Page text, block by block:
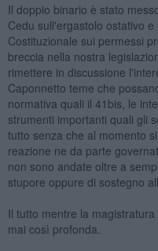
Il doppio binario è stato
Cedu sull'ergastolo ostativo
Costituzionale sui permessi
breccia nella nostra
rimettere in discussione
Caponnetto teme che
normativa quali il 41bis, le
strumenti importanti quali gli
tutto senza che al momento
reazione ne da parte
non sono andate oltre a
stupore oppure di sostegno
Il tutto mentre la
mai così profonda.